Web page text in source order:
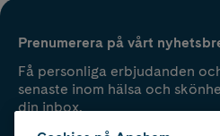
Prenumerera på vårt
Få personliga erbjudanden
senaste inom hälsa och
din inbox.